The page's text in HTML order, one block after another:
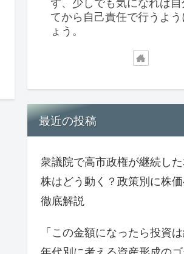
ず、少しでも気になれば
てから自己責任で行うよう
ょう。
最近の投稿
衆議院で高市政権が継続し
株はどう動く？政策別に株
徹底解説
「この金額になったら投資は